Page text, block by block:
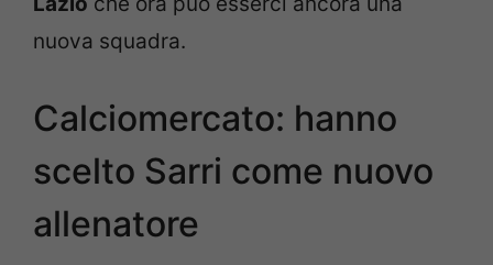
nuova squadra.
Calciomercato: hanno
scelto Sarri come nuovo
allenatore